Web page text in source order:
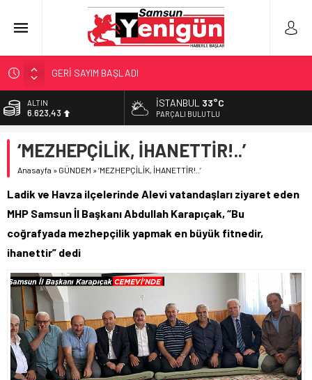
GERİ SAYIM BAŞLADI
SAMSUNSPOR’DA HEDEF 5’İNCİLİK!
‘BAFRA’YA YATIRIM YAPIN!’
YÖNETİCİ SEÇERKEN YAPILAN EN BÜYÜK HATALAR
BİST
13.785,25
47,7048
EURO
6.623,43
İSTANBUL 33°C
PARÇALI BULUTLU
‘MEZHEPÇİLİK, İHANETTİR!..’
Anasayfa » GÜNDEM »‘MEZHEPÇİLİK, İHANETTİR!..’
Ladik ve Havza ilçelerinde Alevi vatandaşları ziyaret eden
MHP Samsun İl Başkanı Abdullah Karapıçak, “Bu
coğrafyada mezhepçilik yapmak en büyük fitnedir,
ihanettir” dedi